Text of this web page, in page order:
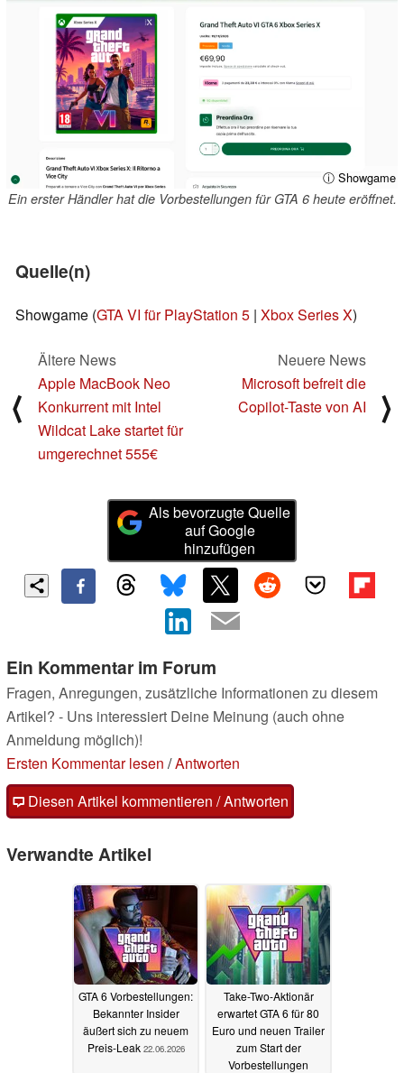
ⓘ Showgame
Ein erster Händler hat die Vorbestellungen für GTA 6 heute eröffnet.
Quelle(n)
Showgame (GTA VI für PlayStation 5 | Xbox Series X)
⟨
Ältere News
Apple MacBook Neo
Konkurrent mit Intel
Wildcat Lake startet für
umgerechnet 555€
Neuere News
Microsoft befreit die
Copilot-Taste von AI
⟩
Als bevorzugte Quelle
auf Google
hinzufügen
Ein Kommentar im Forum
Fragen, Anregungen, zusätzliche Informationen zu diesem
Artikel? - Uns interessiert Deine Meinung (auch ohne
Anmeldung möglich)!
Ersten Kommentar lesen /Antworten
Diesen Artikel kommentieren / Antworten
Verwandte Artikel
GTA 6 Vorbestellungen:
Bekannter Insider
äußert sich zu neuem
Preis-Leak 22.06.2026
Take-Two-Aktionär
erwartet GTA 6 für 80
Euro und neuen Trailer
zum Start der
Vorbestellungen